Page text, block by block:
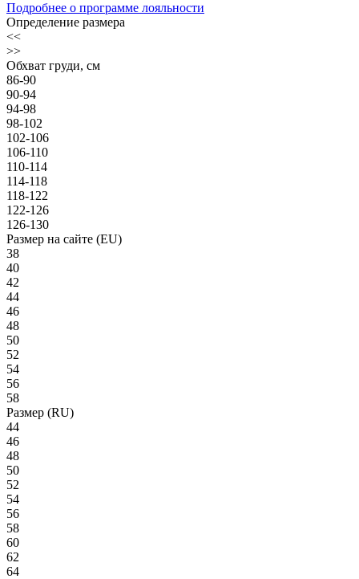
Подробнее о программе лояльности
Определение размера
<<
>>
Обхват груди, см
86-90
90-94
94-98
98-102
102-106
106-110
110-114
114-118
118-122
122-126
126-130
Размер на сайте (EU)
38
40
42
44
46
48
50
52
54
56
58
Размер (RU)
44
46
48
50
52
54
56
58
60
62
64